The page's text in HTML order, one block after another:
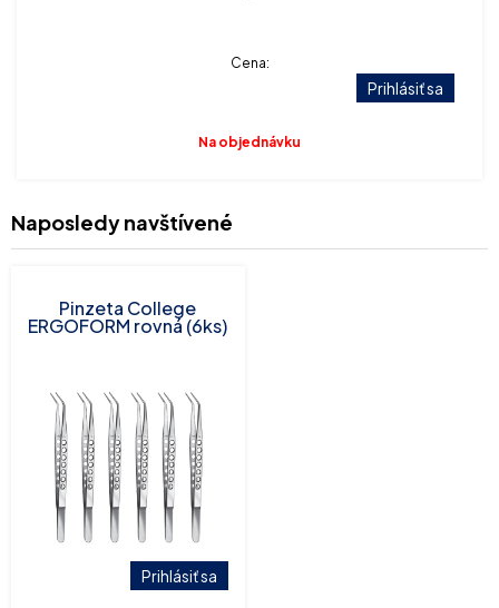
Cena:
Prihlásiť sa
Na objednávku
Naposledy navštívené
Pinzeta College
ERGOFORM rovná (6ks)
Prihlásiť sa